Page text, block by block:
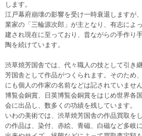
します。
江戸幕府崩壊の影響を受け一時衰退しますが
業家の「三輪源次郎」が主となり、有志によ
建され現在に至っており、昔ながらの手作り
陶を続けています。
渋草焼芳国舎では、代々職人の技として引き
芳国舎として作品がつくられます。そのため
にも個人の作家の名前などは記されていませ
博覧会銅賞、日英博覧会銅賞をはじめ世界各
会に出品し、数多くの功績を残しています。
いわの美術では、渋草焼芳国舎の作品買取を
の作品は、 染付、赤絵、青磁、白磁など多岐